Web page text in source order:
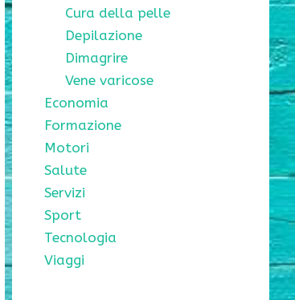
Cura della pelle
Depilazione
Dimagrire
Vene varicose
Economia
Formazione
Motori
Salute
Servizi
Sport
Tecnologia
Viaggi